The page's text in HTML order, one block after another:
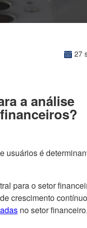
27
a análise
usuários é
para o setor
crescimento
no setor